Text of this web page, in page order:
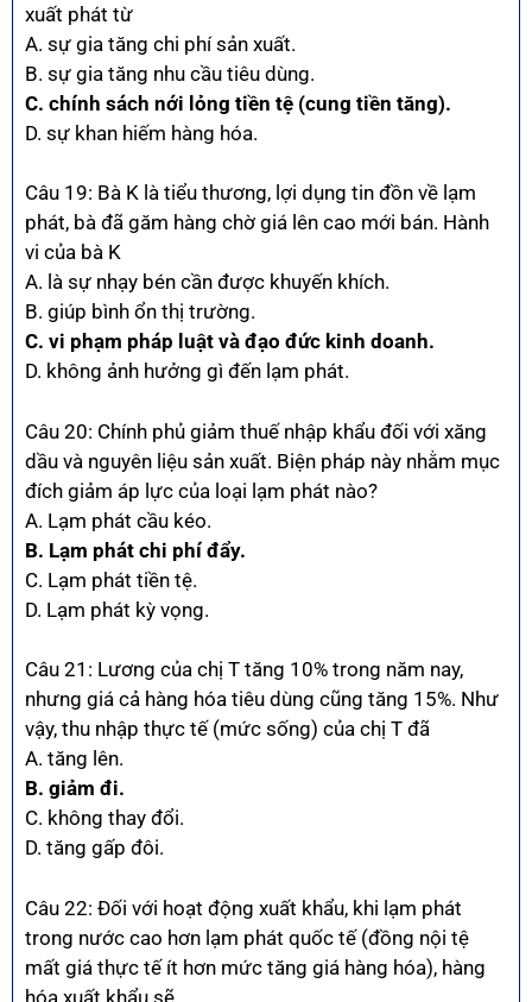
xuất phát từ
A. sự gia tăng chi phí sản xuất.
B. sự gia tăng nhu cầu tiêu dùng.
C. chính sách nới lỏng tiền tệ (cung tiền tăng).
D. sự khan hiếm hàng hóa.
Câu 19: Bà K là tiểu thương, lợi dụng tin đồn về lạm
phát, bà đã găm hàng chờ giá lên cao mới bán. Hành
vi của bà K
A. là sự nhạy bén cần được khuyến khích.
B. giúp bình ổn thị trường.
C. vi phạm pháp luật và đạo đức kinh doanh.
D. không ảnh hưởng gì đến lạm phát.
Câu 20: Chính phủ giảm thuế nhập khẩu đối với xăng
dầu và nguyên liệu sản xuất. Biện pháp này nhằm mục
đích giảm áp lực của loại lạm phát nào?
A. Lạm phát cầu kéo.
B. Lạm phát chi phí đẩy.
C. Lạm phát tiền tệ.
D. Lạm phát kỳ vọng.
Câu 21: Lương của chị T tăng 10% trong năm nay,
nhưng giá cả hàng hóa tiêu dùng cũng tăng 15%. Như
vậy, thu nhập thực tế (mức sống) của chị T đã
A. tăng lên.
B. giảm đi.
C. không thay đổi.
D. tăng gấp đôi.
Câu 22: Đối với hoạt động xuất khẩu, khi lạm phát
trong nước cao hơn lạm phát quốc tế (đồng nội tệ
mất giá thực tế ít hơn mức tăng giá hàng hóa), hàng
hóa xuất khẩu sẽ